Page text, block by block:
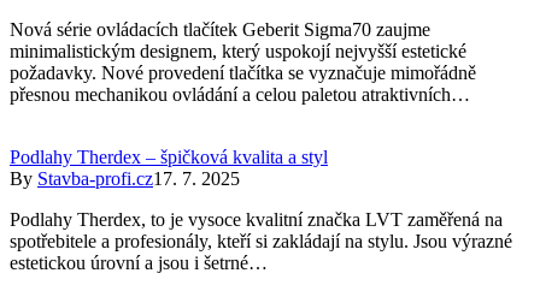
Nová série ovládacích tlačítek Geberit Sigma70 zaujme
minimalistickým designem, který uspokojí nejvyšší estetické
požadavky. Nové provedení tlačítka se vyznačuje mimořádně
přesnou mechanikou ovládání a celou paletou atraktivních…
Podlahy Therdex – špičková kvalita a styl
By Stavba-profi.cz17. 7. 2025
Podlahy Therdex, to je vysoce kvalitní značka LVT zaměřená na
spotřebitele a profesionály, kteří si zakládají na stylu. Jsou výrazné
estetickou úrovní a jsou i šetrné…